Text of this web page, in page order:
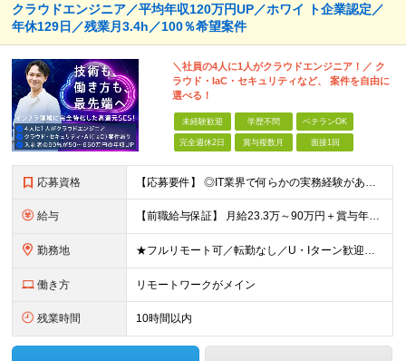
クラウドエンジニア／平均年収120万円UP／ホワイ ト企業認定／
年休129日／残業月3.4h／100％希望案件
＼社員の4人に1人がクラウドエンジニア！／ ク
ラウド・IaC・セキュリティなど、 案件を自由に
選べる！
未経験歓迎 学歴不問 ベテランOK
完全週休2日 賞与複数月 面接1回
応募資格 【応募要件】 ◎IT業界で何らかの実務経験がある方 └2～3ヶ月の実務経験のある方は歓迎します！ 例）PCキッティングやモバイル通信基地局の業務経験者など インフラエンジニアとして経験のある方は、
給与 【前職給与保証】 月給23.3万～90万円＋賞与年2回＋インセンティブ ★年収1000万円以上の実績あり！ ※上記月給には月20～30時間分（2万9,300円～21万7,900円）の固定残業代を含み
勤務地 ★フルリモート可／転勤なし／U・Iターン歓迎★ ◎勤務地は相談の上、ご自宅近くに調整します！ 【勤務地】 本社、または東京／埼玉／千葉／神奈川／愛知／仙台のクライアント先 ◎完全在宅（フルリモート）
働き方 リモートワークがメイン
残業時間 10時間以内